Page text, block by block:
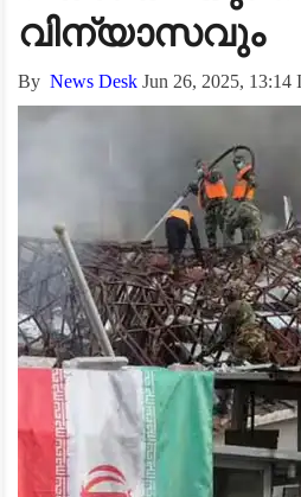
വിന്യാസവും
By News Desk Jun 26, 2025, 13:14